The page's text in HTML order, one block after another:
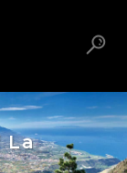
La